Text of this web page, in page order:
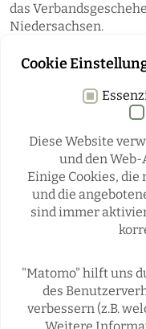
das
Niedersachsen.
Rubriken
REPORTAGEN
ÜBRIGENS
Cookie
Diese Website
und den
Einige Cookies, die
und die
sind immer
"Matomo" hilft uns
des
verbessern (z.B.